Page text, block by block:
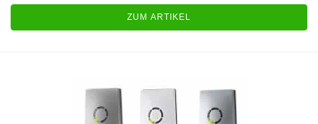
ZUM ARTIKEL